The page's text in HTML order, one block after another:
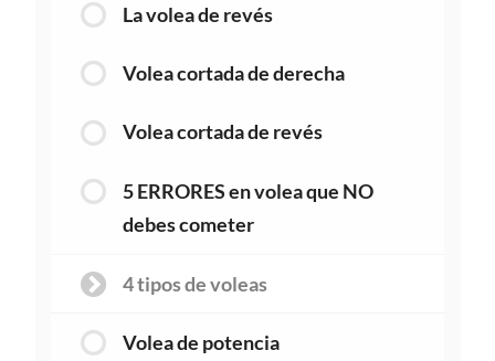
La volea de revés
Volea cortada de derecha
Volea cortada de revés
5 ERRORES en volea que NO
debes cometer
4 tipos de voleas
Volea de potencia